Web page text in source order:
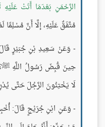
الرَّحْمَنِ بَعْدَمَا أَتَتْ عَلَيْهِ
مُتَّفَقٌ عَلَيْهِ، إلَّا أَنَّ مُسْلِمًا
- وَعَنْ سَعِيدِ بْنِ جُبَيْرٍ
حِينَ قُبِضَ رَسُولُ اللَّهِ ﷺ؟
لَا يَخْتِنُونَ الرَّجُلَ حَتَّى
- وَعَنِ ابْنِ جُرَيْجٍ قَالَ: